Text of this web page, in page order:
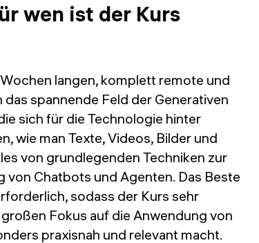
wen ist der Kurs
langen, komplett remote und
spannende Feld der Generativen
sich für die Technologie hinter
wie man Texte, Videos, Bilder und
von grundlegenden Techniken zur
von Chatbots und Agenten. Das Beste
sodass der Kurs sehr
Fokus auf die Anwendung von
praxisnah und relevant macht.